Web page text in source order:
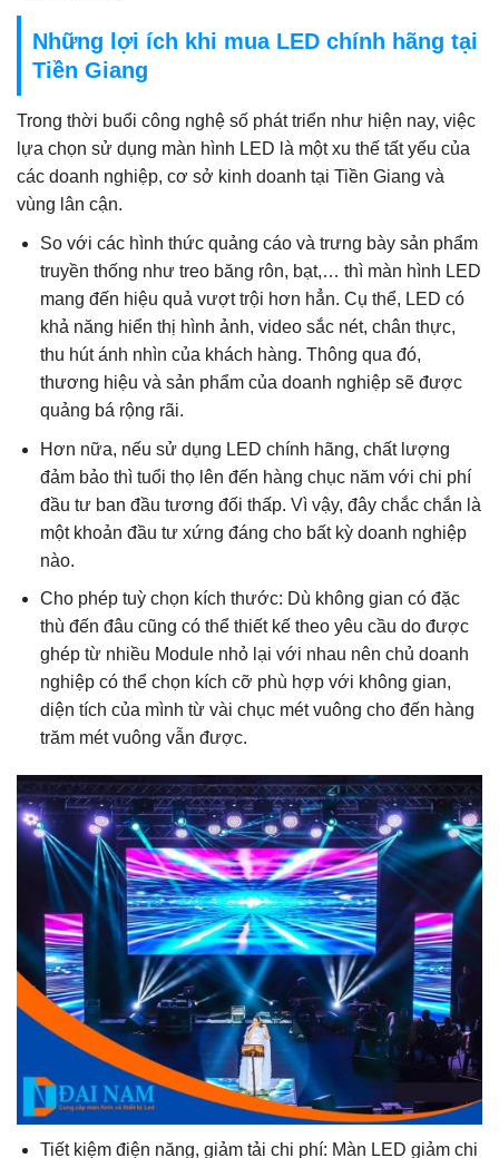
Những lợi ích khi mua LED chính hãng tại
Tiền Giang
Trong thời buổi công nghệ số phát triển như hiện nay, việc
lựa chọn sử dụng màn hình LED là một xu thế tất yếu của
các doanh nghiệp, cơ sở kinh doanh tại Tiền Giang và
vùng lân cận.
So với các hình thức quảng cáo và trưng bày sản phẩm
truyền thống như treo băng rôn, bạt,… thì màn hình LED
mang đến hiệu quả vượt trội hơn hẳn. Cụ thể, LED có
khả năng hiển thị hình ảnh, video sắc nét, chân thực,
thu hút ánh nhìn của khách hàng. Thông qua đó,
thương hiệu và sản phẩm của doanh nghiệp sẽ được
quảng bá rộng rãi.
Hơn nữa, nếu sử dụng LED chính hãng, chất lượng
đảm bảo thì tuổi thọ lên đến hàng chục năm với chi phí
đầu tư ban đầu tương đối thấp. Vì vậy, đây chắc chắn là
một khoản đầu tư xứng đáng cho bất kỳ doanh nghiệp
nào.
Cho phép tuỳ chọn kích thước: Dù không gian có đặc
thù đến đâu cũng có thể thiết kế theo yêu cầu do được
ghép từ nhiều Module nhỏ lại với nhau nên chủ doanh
nghiệp có thể chọn kích cỡ phù hợp với không gian,
diện tích của mình từ vài chục mét vuông cho đến hàng
trăm mét vuông vẫn được.
Tiết kiệm điện năng, giảm tải chi phí: Màn LED giảm chi